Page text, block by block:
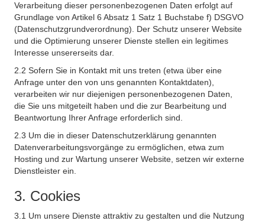
Verarbeitung dieser personenbezogenen Daten erfolgt auf
Grundlage von Artikel 6 Absatz 1 Satz 1 Buchstabe f) DSGVO
(Datenschutzgrundverordnung). Der Schutz unserer Website
und die Optimierung unserer Dienste stellen ein legitimes
Interesse unsererseits dar.
2.2 Sofern Sie in Kontakt mit uns treten (etwa über eine
Anfrage unter den von uns genannten Kontaktdaten),
verarbeiten wir nur diejenigen personenbezogenen Daten,
die Sie uns mitgeteilt haben und die zur Bearbeitung und
Beantwortung Ihrer Anfrage erforderlich sind.
2.3 Um die in dieser Datenschutzerklärung genannten
Datenverarbeitungsvorgänge zu ermöglichen, etwa zum
Hosting und zur Wartung unserer Website, setzen wir externe
Dienstleister ein.
3. Cookies
3.1 Um unsere Dienste attraktiv zu gestalten und die Nutzung